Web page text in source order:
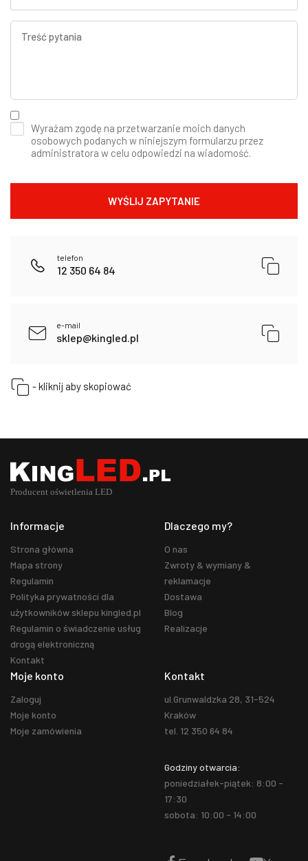
Wyrażam zgodę na przetwarzanie moich danych
osobowych podanych w niniejszym formularzu przez
administratora w celu odpowiedzi na wiadomość.
telefon
12 350 64 84
e-mail
sklep@kingled.pl
- kliknij aby skopiować
Informacje
Strona główna
Mapa strony
Regulamin
Polityka prywatności dla
użytkowników sklepu kingled.pl
Regulamin o świadczenie usług
drogą elektroniczną
Kontakt
Dlaczego my?
O nas
Zwroty & wymiany &
reklamacje
Dostawa
Blog
Realizacje
Moje konto
Zaloguj
Moje konto
Moje zamówienia
Kontakt
ul.Grunwaldzka 28, 31-524
Kraków
tel. 12 350 64 84
Godziny otwarcia:
poniedziałek-piątek: 8:00 -
17:30
sobota: 10:00 - 14:00